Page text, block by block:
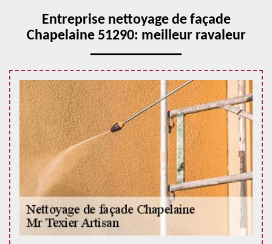
Entreprise nettoyage de façade
Chapelaine 51290: meilleur ravaleur